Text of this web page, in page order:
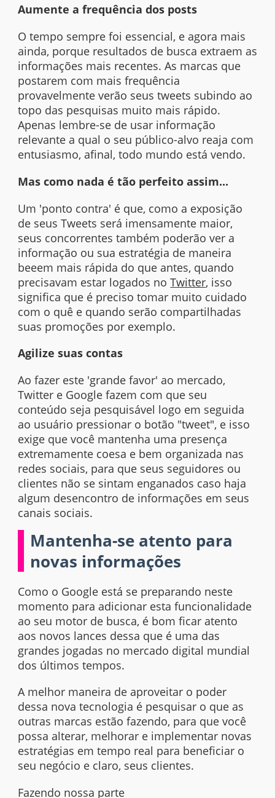
Aumente a frequência dos posts
O tempo sempre foi essencial, e agora mais
ainda, porque resultados de busca extraem as
informações mais recentes. As marcas que
postarem com mais frequência
provavelmente verão seus tweets subindo ao
topo das pesquisas muito mais rápido.
Apenas lembre-se de usar informação
relevante a qual o seu público-alvo reaja com
entusiasmo, afinal, todo mundo está vendo.
Mas como nada é tão perfeito assim...
Um 'ponto contra' é que, como a exposição
de seus Tweets será imensamente maior,
seus concorrentes também poderão ver a
informação ou sua estratégia de maneira
beeem mais rápida do que antes, quando
precisavam estar logados noTwitter, isso
significa que é preciso tomar muito cuidado
com o quê e quando serão compartilhadas
suas promoções por exemplo.
Agilize suas contas
Ao fazer este 'grande favor' ao mercado,
Twitter e Google fazem com que seu
conteúdo seja pesquisável logo em seguida
ao usuário pressionar o botão "tweet", e isso
exige que você mantenha uma presença
extremamente coesa e bem organizada nas
redes sociais, para que seus seguidores ou
clientes não se sintam enganados caso haja
algum desencontro de informações em seus
canais sociais.
Mantenha-se atento para
novas informações
Como o Google está se preparando neste
momento para adicionar esta funcionalidade
ao seu motor de busca, é bom ficar atento
aos novos lances dessa que é uma das
grandes jogadas no mercado digital mundial
dos últimos tempos.
A melhor maneira de aproveitar o poder
dessa nova tecnologia é pesquisar o que as
outras marcas estão fazendo, para que você
possa alterar, melhorar e implementar novas
estratégias em tempo real para beneficiar o
seu negócio e claro, seus clientes.
Fazendo nossa parte